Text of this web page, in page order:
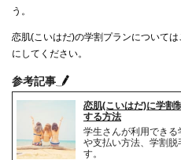
う。
恋肌(こいはだ)の学割プランについて
にしてください。
参考記事
恋肌(こいはだ)に学割
する方法
学生さんが利用でき
や支払い方法、学割脱
す。